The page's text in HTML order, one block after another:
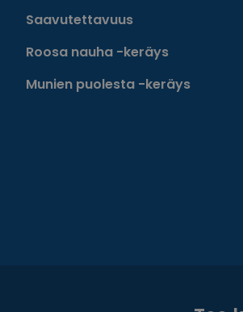
Saavutettavuus
Roosa nauha -keräys
Munien puolesta -keräys